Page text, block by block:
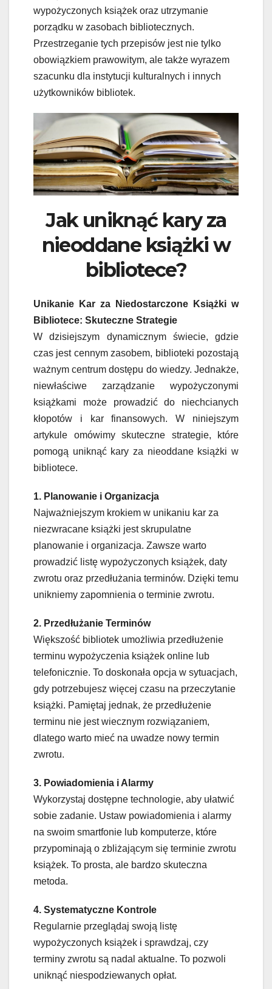
wypożyczonych książek oraz utrzymanie
porządku w zasobach bibliotecznych.
Przestrzeganie tych przepisów jest nie tylko
obowiązkiem prawowitym, ale także wyrazem
szacunku dla instytucji kulturalnych i innych
użytkowników bibliotek.
Jak uniknąć kary za
nieoddane książki w
bibliotece?
Unikanie Kar za Niedostarczone Książki w
Bibliotece: Skuteczne Strategie
W dzisiejszym dynamicznym świecie, gdzie
czas jest cennym zasobem, biblioteki pozostają
ważnym centrum dostępu do wiedzy. Jednakże,
niewłaściwe zarządzanie wypożyczonymi
książkami może prowadzić do niechcianych
kłopotów i kar finansowych. W niniejszym
artykule omówimy skuteczne strategie, które
pomogą uniknąć kary za nieoddane książki w
bibliotece.
1. Planowanie i Organizacja
Najważniejszym krokiem w unikaniu kar za
niezwracane książki jest skrupulatne
planowanie i organizacja. Zawsze warto
prowadzić listę wypożyczonych książek, daty
zwrotu oraz przedłużania terminów. Dzięki temu
unikniemy zapomnienia o terminie zwrotu.
2. Przedłużanie Terminów
Większość bibliotek umożliwia przedłużenie
terminu wypożyczenia książek online lub
telefonicznie. To doskonała opcja w sytuacjach,
gdy potrzebujesz więcej czasu na przeczytanie
książki. Pamiętaj jednak, że przedłużenie
terminu nie jest wiecznym rozwiązaniem,
dlatego warto mieć na uwadze nowy termin
zwrotu.
3. Powiadomienia i Alarmy
Wykorzystaj dostępne technologie, aby ułatwić
sobie zadanie. Ustaw powiadomienia i alarmy
na swoim smartfonie lub komputerze, które
przypominają o zbliżającym się terminie zwrotu
książek. To prosta, ale bardzo skuteczna
metoda.
4. Systematyczne Kontrole
Regularnie przeglądaj swoją listę
wypożyczonych książek i sprawdzaj, czy
terminy zwrotu są nadal aktualne. To pozwoli
uniknąć niespodziewanych opłat.